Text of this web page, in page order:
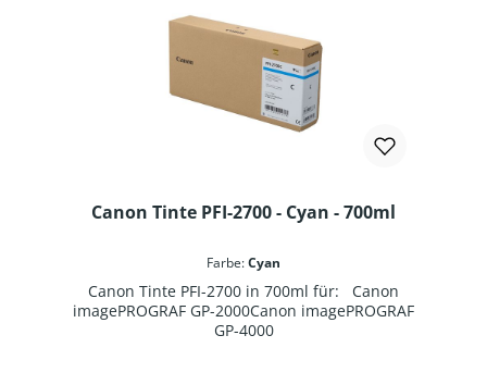
Canon Tinte PFI-2700 - Cyan - 700ml
Farbe:Cyan
Canon Tinte PFI-2700 in 700ml für: Canon
imagePROGRAF GP-2000Canon imagePROGRAF
GP-4000